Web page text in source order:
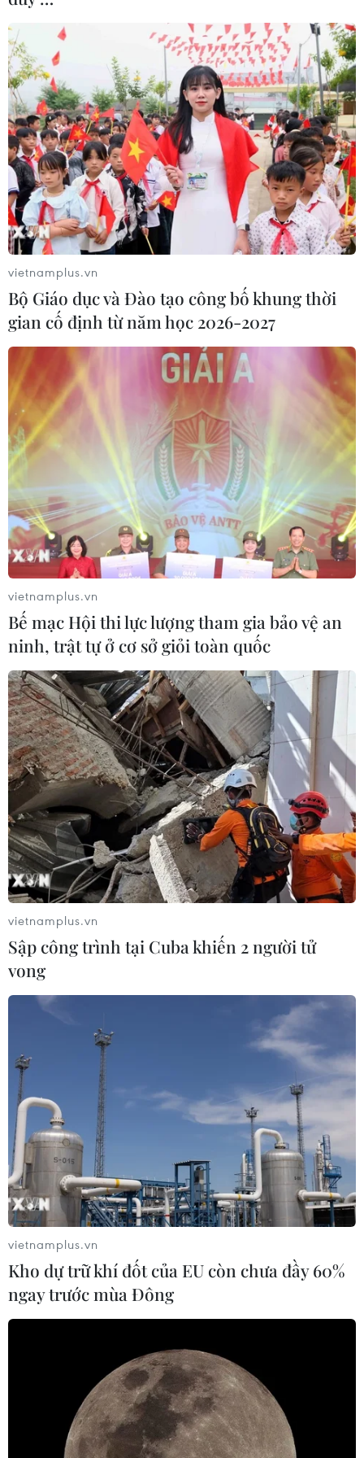
TIN CÙNG CHUYÊN MỤC
Campuchia nỗ lực bảo tồn động vật
hoang dã trước nguy cơ tuyệt chủng
07/08/2026 22:45
Áp thấp nhiệt đới trên vịnh Bắc Bộ sẽ
gây ảnh hưởng thế nào tới Việt Nam?
Nứt núi, Thanh Hóa sơ tán khẩn cấp
vietnamplus.vn
Bộ Giáo dục và Đào tạo công bố khung thời
gian cố định từ năm học 2026-2027
vietnamplus.vn
Bế mạc Hội thi lực lượng tham gia bảo vệ an
ninh, trật tự ở cơ sở giỏi toàn quốc
vietnamplus.vn
Sập công trình tại Cuba khiến 2 người tử
vong
vietnamplus.vn
Kho dự trữ khí đốt của EU còn chưa đầy 60%
ngay trước mùa Đông